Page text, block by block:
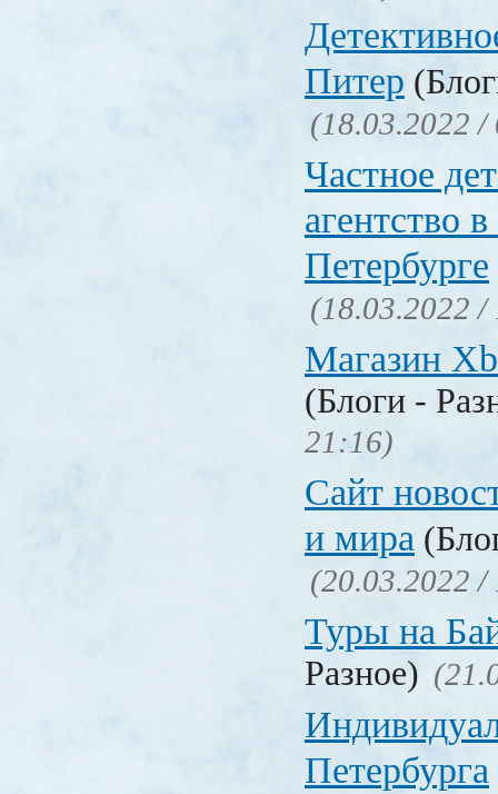
Питер
(18.03.2022 /
Частное
агентство
Петербурге
(18.03.2022 /
Магазин
(Блоги -
21:16)
Сайт
и мира
(20.03.2022 /
Туры на
Разное)
Петербурга